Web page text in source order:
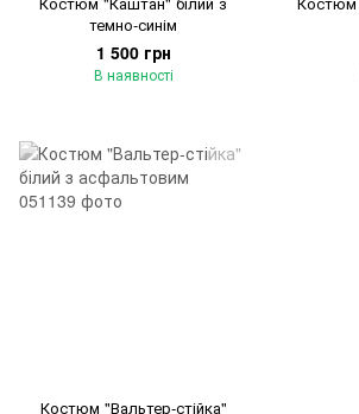
темно-синім
1 500 грн
В наявності
Костюм "Вальтер-стійка"